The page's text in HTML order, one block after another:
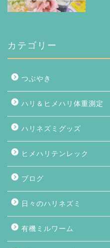
カテゴリー
つぶやき
ハリ＆ヒメハリ体重測定
ハリネズミグッズ
ヒメハリテンレック
ブログ
日々のハリネズミ
有機ミルワーム